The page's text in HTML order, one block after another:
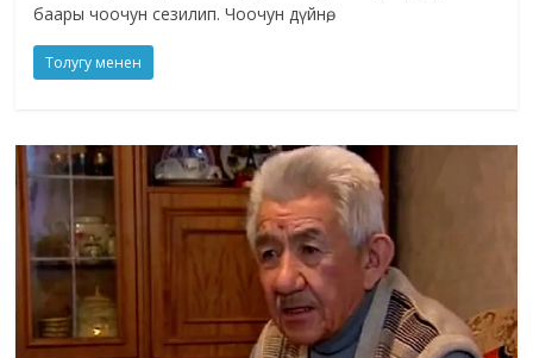
баары чоочун сезилип. Чоочун дүйнө,
Толугу менен